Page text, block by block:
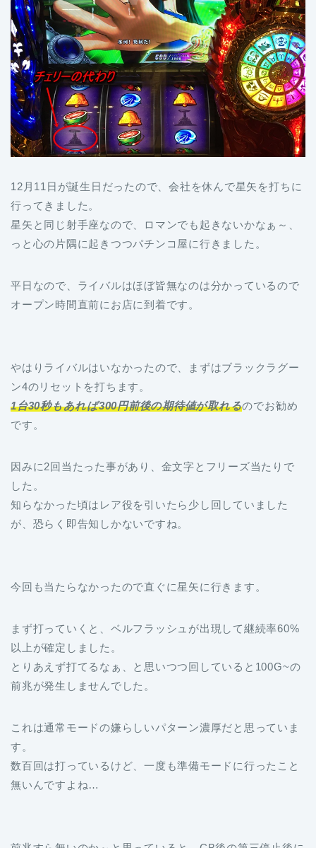
12月11日が誕生日だったので、会社を休んで星矢を打ちに
行ってきました。
星矢と同じ射手座なので、ロマンでも起きないかなぁ～、
っと心の片隅に起きつつパチンコ屋に行きました。
平日なので、ライバルはほぼ皆無なのは分かっているので
オープン時間直前にお店に到着です。
やはりライバルはいなかったので、まずはブラックラグー
ン4のリセットを打ちます。
1台30秒もあれば300円前後の期待値が取れるのでお勧め
です。
因みに2回当たった事があり、金文字とフリーズ当たりで
した。
知らなかった頃はレア役を引いたら少し回していました
が、恐らく即告知しかないですね。
今回も当たらなかったので直ぐに星矢に行きます。
まず打っていくと、ベルフラッシュが出現して継続率60%
以上が確定しました。
とりあえず打てるなぁ、と思いつつ回していると100G~の
前兆が発生しませんでした。
これは通常モードの嫌らしいパターン濃厚だと思っていま
す。
数百回は打っているけど、一度も準備モードに行ったこと
無いんですよね…